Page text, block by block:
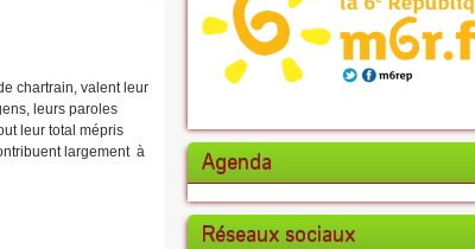
chartrain, valent leur
leurs paroles
leur total mépris
largement à
Agenda
Réseaux sociaux